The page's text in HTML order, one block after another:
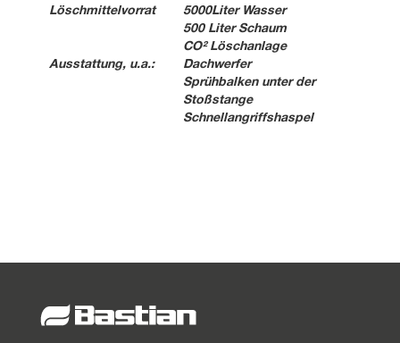
Löschmittelvorrat
5000Liter Wasser
500 Liter Schaum
CO² Löschanlage
Ausstattung, u.a.:
Dachwerfer
Sprühbalken unter der
Stoßstange
Schnellangriffshaspel